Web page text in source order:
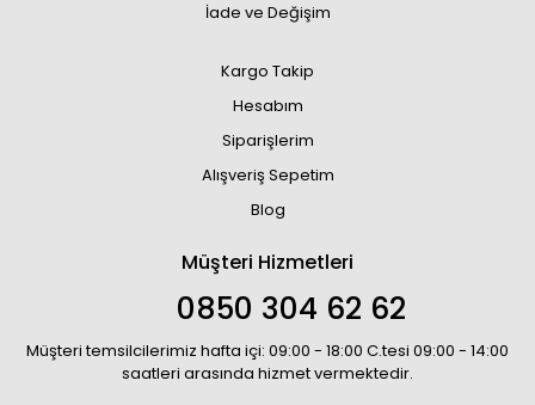
İade ve Değişim
Kargo Takip
Hesabım
Siparişlerim
Alışveriş Sepetim
Blog
Müşteri Hizmetleri
0850 304 62 62
Müşteri temsilcilerimiz hafta içi: 09:00 - 18:00 C.tesi 09:00 - 14:00
saatleri arasında hizmet vermektedir.